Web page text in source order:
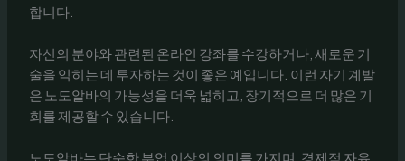
합니다.
자신의 분야와 관련된 온라인 강좌를 수강하거나, 새로운 기
술을 익히는 데 투자하는 것이 좋은 예입니다. 이런 자기 계발
은 노도알바의 가능성을 더욱 넓히고, 장기적으로 더 많은 기
회를 제공할 수 있습니다.